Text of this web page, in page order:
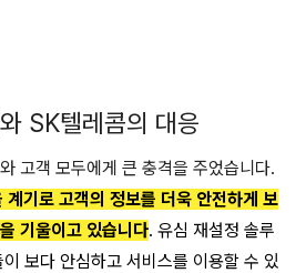
SK텔레콤의 대응
고객 모두에게 큰 충격을 주었습니다.
계기로 고객의 정보를 더욱 안전하게 보
기울이고 있습니다. 유심 재설정 솔루
보다 안심하고 서비스를 이용할 수 있